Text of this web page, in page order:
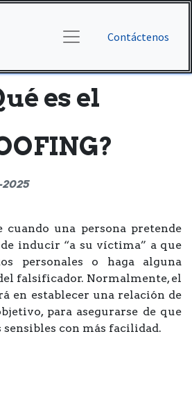
Contáctenos
es el
cuando una persona pretende
inducir “a su víctima” a que
personales o haga alguna
falsificador. Normalmente, el
en establecer una relación de
para asegurarse de que
sensibles con más facilidad.